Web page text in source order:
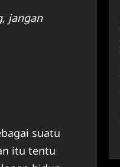
jangan
suatu
itu tentu